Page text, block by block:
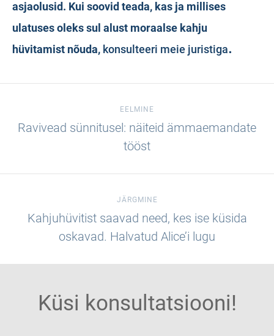
asjaolusid. Kui soovid teada, kas ja millises
ulatuses oleks sul alust moraalse kahju
hüvitamist nõuda, konsulteeri meie juristiga.
EELMINE
Ravivead sünnitusel: näiteid ämmaemandate
tööst
JÄRGMINE
Kahjuhüvitist saavad need, kes ise küsida
oskavad. Halvatud Alice’i lugu
Küsi konsultatsiooni!